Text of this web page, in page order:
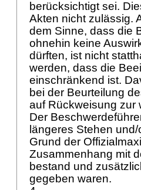
berücksichtigt sei.
Akten nicht zulässig.
dem Sinne, dass die
ohnehin keine
dürften, ist nicht
werden, dass die
einschränkend ist.
bei der Beurteilung
auf Rückweisung zur
Der
längeres Stehen
Grund der
Zusammenhang mit
bestand und
gegeben waren.